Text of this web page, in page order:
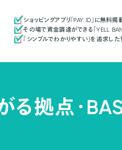
ショッピングアプリ「PAY ID」に無料掲載
その場で資金調達ができる「YELL
「シンプルでわかりやすい」を追求した
る拠点・